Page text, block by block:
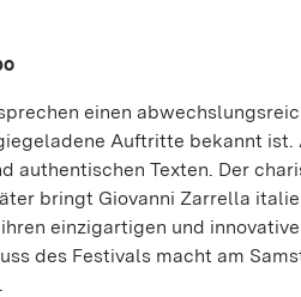
einen
Auftritte bekannt
authentischen Texten. Der
bringt Giovanni Zarrella
einzigartigen und
des Festivals macht am